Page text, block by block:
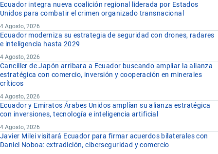
Ecuador integra nueva coalición regional liderada por Estados
Unidos para combatir el crimen organizado transnacional
4 Agosto, 2026
Ecuador moderniza su estrategia de seguridad con drones, radares
e inteligencia hasta 2029
4 Agosto, 2026
Canciller de Japón arribara a Ecuador buscando ampliar la alianza
estratégica con comercio, inversión y cooperación en minerales
críticos
4 Agosto, 2026
Ecuador y Emiratos Árabes Unidos amplían su alianza estratégica
con inversiones, tecnología e inteligencia artificial
4 Agosto, 2026
Javier Milei visitará Ecuador para firmar acuerdos bilaterales con
Daniel Noboa: extradición, ciberseguridad y comercio